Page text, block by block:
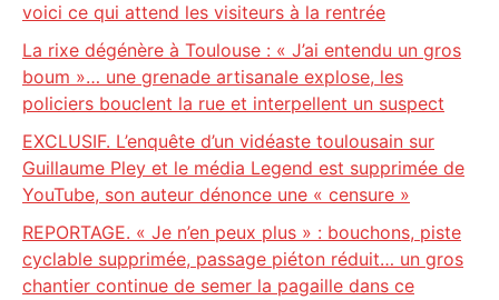
voici ce qui attend les visiteurs à la rentrée
La rixe dégénère à Toulouse : « J’ai entendu un gros
boum »… une grenade artisanale explose, les
policiers bouclent la rue et interpellent un suspect
EXCLUSIF. L’enquête d’un vidéaste toulousain sur
Guillaume Pley et le média Legend est supprimée de
YouTube, son auteur dénonce une « censure »
REPORTAGE. « Je n’en peux plus » : bouchons, piste
cyclable supprimée, passage piéton réduit… un gros
chantier continue de semer la pagaille dans ce